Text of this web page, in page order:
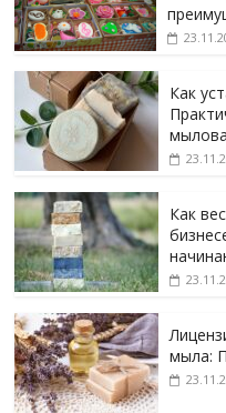
Как
Как
мыла: